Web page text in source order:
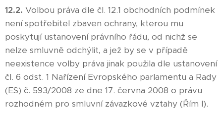
12.2. Volbou práva dle čl. 12.1 obchodních podmínek
není spotřebitel zbaven ochrany, kterou mu
poskytují ustanovení právního řádu, od nichž se
nelze smluvně odchýlit, a jež by se v případě
neexistence volby práva jinak použila dle ustanovení
čl. 6 odst. 1 Nařízení Evropského parlamentu a Rady
(ES) č. 593/2008 ze dne 17. června 2008 o právu
rozhodném pro smluvní závazkové vztahy (Řím I).